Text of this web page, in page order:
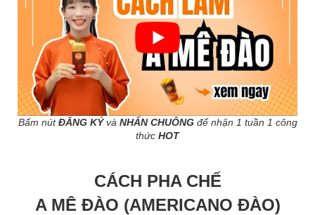
Bấm nútĐĂNG KÝvà NHẤN CHUÔNG để nhận 1 tuần 1 công
thức HOT
CÁCH PHA CHẾ
A MÊ ĐÀO (AMERICANO ĐÀO)